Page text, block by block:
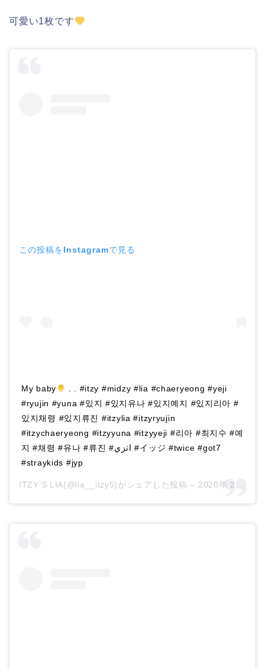
可愛い1枚です
この投稿をInstagramで見る
My baby
. . #itzy #midzy #lia #chaeryeong #yeji
#ryujin #yuna #있지 #있지유나 #있지예지 #있지리아 #
있지채령 #있지류진 #itzylia #itzyryujin
#itzychaeryeong #itzyyuna #itzyyeji #리아 #최지수 #예
지 #채령 #유나 #류진 #اتزي #イッジ #twice #got7
#straykids #jyp
ITZY’S LIA(@lia__itzy5)がシェアした投稿 – 2020年 2月月7日午前7時07分PST